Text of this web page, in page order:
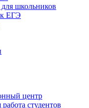
школьников
ЕГЭ
центр
студентов